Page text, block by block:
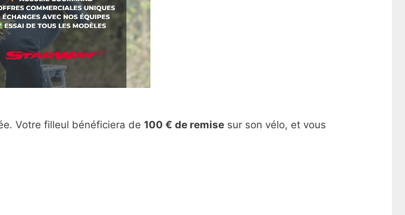
Votre filleul bénéficiera de100 € de remise sur son vélo, et vous